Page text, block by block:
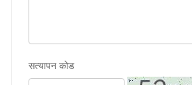
सत्यापन कोड